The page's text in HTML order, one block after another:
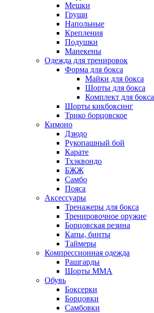
Мешки
Груши
Напольные
Крепления
Подушки
Манекены
Одежда для тренировок
Форма для бокса
Майки для бокса
Шорты для бокса
Комплект для бокса
Шорты кикбоксинг
Трико борцовское
Кимоно
Дзюдо
Рукопашный бой
Карате
Тхэквондо
БЖЖ
Самбо
Пояса
Аксессуары
Тренажеры для бокса
Тренировочное оружие
Борцовская резина
Капы, бинты
Таймеры
Компрессионная одежда
Рашгарды
Шорты MMA
Обувь
Боксерки
Борцовки
Самбовки